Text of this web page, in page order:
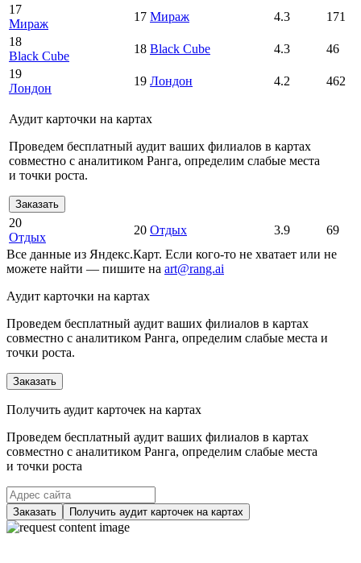
17
Мираж
17 Мираж 4.3
171
18
Black Cube
18 Black Cube 4.3
46
19
Лондон
19 Лондон 4.2 462
Аудит карточки на картах
Проведем бесплатный аудит ваших филиалов в картах
совместно с аналитиком Ранга, определим слабые места
и точки роста.
Заказать
20
Отдых
20 Отдых 3.9
69
Все данные из Яндекс.Карт. Если кого-то не хватает или не
можете найти — пишите на art@rang.ai
Аудит карточки на картах
Проведем бесплатный аудит ваших филиалов в картах
совместно с аналитиком Ранга, определим слабые места и
точки роста.
Заказать
Получить аудит карточек на картах
Проведем бесплатный аудит ваших филиалов в картах
совместно с аналитиком Ранга, определим слабые места
и точки роста
Заказать Получить аудит карточек на картах